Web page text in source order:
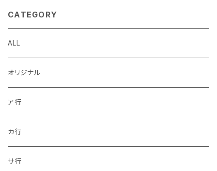
CATEGORY
ALL
オリジナル
ア行
カ行
サ行